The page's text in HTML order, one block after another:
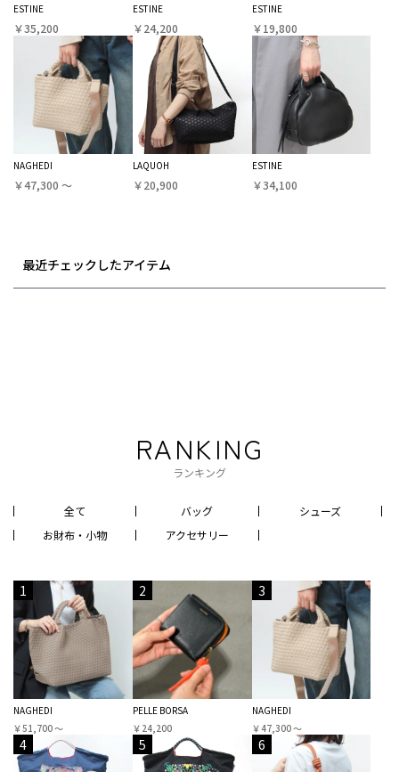
ESTINE
￥35,200
ESTINE
￥24,200
ESTINE
￥19,800
NAGHEDI
￥47,300 〜
LAQUOH
￥20,900
ESTINE
￥34,100
最近チェックしたアイテム
RANKING
ランキング
全て バッグ
シューズ
お財布・小物
アクセサリー
1
NAGHEDI
￥51,700 〜
2
PELLE BORSA
￥24,200
3
NAGHEDI
￥47,300 〜
4 5 6